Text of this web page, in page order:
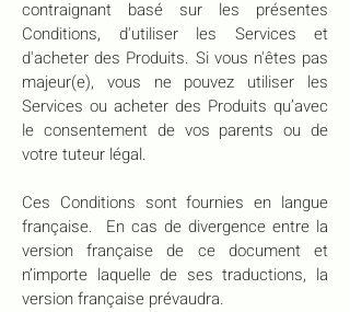
contraignant basé sur les présentes
Conditions, d'utiliser les Services et
d'acheter des Produits. Si vous n'êtes pas
majeur(e), vous ne pouvez utiliser les
Services ou acheter des Produits qu’avec
le consentement de vos parents ou de
votre tuteur légal.
Ces Conditions sont fournies en langue
française. En cas de divergence entre la
version française de ce document et
n’importe laquelle de ses traductions, la
version française prévaudra.